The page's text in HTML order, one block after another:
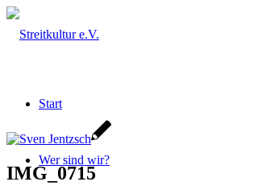
Start
Wer sind wir?
IMG_0715